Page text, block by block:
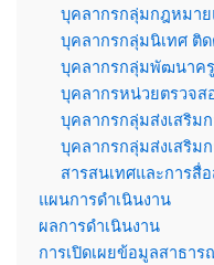
บุคลากรกลุ่มกฎหมา
บุคลากรกลุ่มนิเทศ ติ
บุคลากรกลุ่มพัฒนาค
บุคลากรหน่วยตรวจส
บุคลากรกลุ่มส่งเสริม
บุคลากรกลุ่มส่งเสริม
สารสนเทศและการสื่
แผนการดำเนินงาน
ผลการดำเนินงาน
การเปิดเผยข้อมูลสาธาร